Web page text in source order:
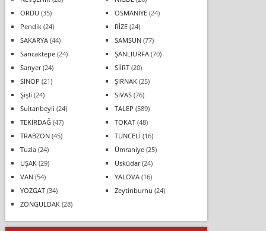
ORDU (35) OSMANİYE(24)
Pendik(24) RİZE(24)
SAKARYA(44) SAMSUN(77)
Sancaktepe(24) ŞANLIURFA(70)
Sarıyer(24) SİİRT(20)
SİNOP (21) ŞIRNAK(25)
Şişli (24) SİVAS(76)
Sultanbeyli (24) TALEP (589)
TEKİRDAĞ(47) TOKAT(48)
TRABZON(45) TUNCELİ (16)
Tuzla(24) Ümraniye(25)
UŞAK(29) Üsküdar(24)
VAN(54) YALOVA(16)
YOZGAT(34) Zeytinburnu (24)
ZONGULDAK(28)